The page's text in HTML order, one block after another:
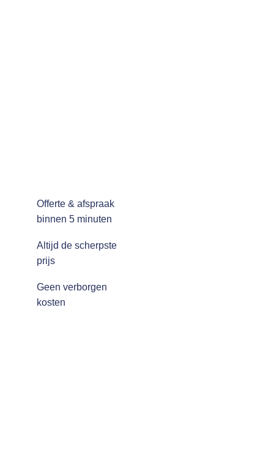
Offerte & afspraak
binnen 5 minuten
Altijd de scherpste
prijs
Geen verborgen
kosten